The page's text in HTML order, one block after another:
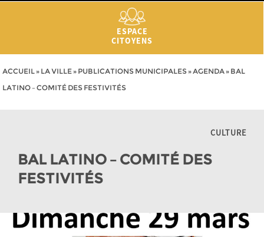
ESPACE
CITOYENS
ACCUEIL» LA VILLE» PUBLICATIONS MUNICIPALES»AGENDA» BAL
LATINO – COMITÉ DES FESTIVITÉS
CULTURE
BAL LATINO – COMITÉ DES
FESTIVITÉS